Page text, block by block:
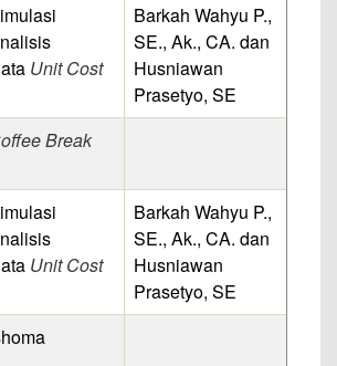
Unit Cost
Barkah Wahyu P.,
SE., Ak., CA. dan
Husniawan
Prasetyo, SE
Break
Unit Cost
Barkah Wahyu P.,
SE., Ak., CA. dan
Husniawan
Prasetyo, SE